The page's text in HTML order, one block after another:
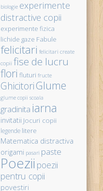
biologie experimente
distractive copii
experimente fizica
lichide gaze Fabule
felicitari felicitari create
copii fise de lucru
flori fluturi fructe
GhicitoriGlume
glume copii scoala
gradinita iarna
invitatii Jocuri copii
legende litere
Matematica distractiva
origami pasari paste
Poezii poezii
pentru copii
povestiri